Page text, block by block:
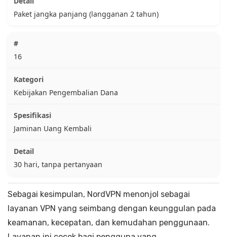
Paket jangka panjang (langganan 2 tahun)
16
Kebijakan Pengembalian Dana
Jaminan Uang Kembali
30 hari, tanpa pertanyaan
Sebagai kesimpulan, NordVPN menonjol sebagai
layanan VPN yang seimbang dengan keunggulan pada
keamanan, kecepatan, dan kemudahan penggunaan.